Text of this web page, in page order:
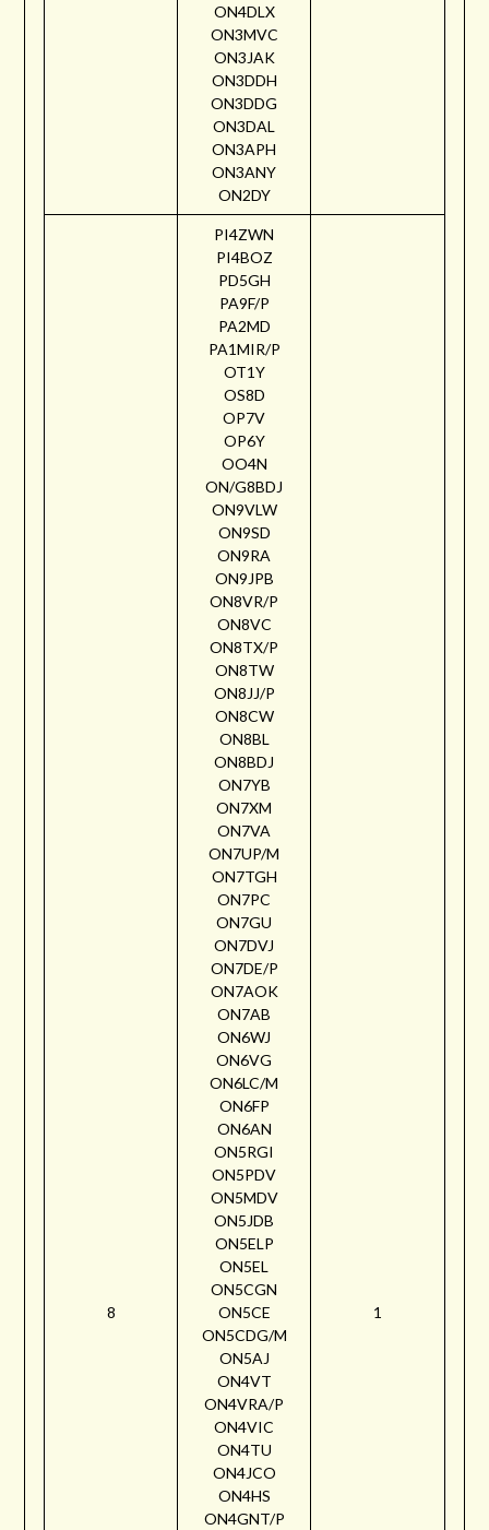
ON4DLX
ON3MVC
ON3JAK
ON3DDH
ON3DDG
ON3DAL
ON3APH
ON3ANY
ON2DY
8
PI4ZWN
PI4BOZ
PD5GH
PA9F/P
PA2MD
PA1MIR/P
OT1Y
OS8D
OP7V
OP6Y
OO4N
ON/G8BDJ
ON9VLW
ON9SD
ON9RA
ON9JPB
ON8VR/P
ON8VC
ON8TX/P
ON8TW
ON8JJ/P
ON8CW
ON8BL
ON8BDJ
ON7YB
ON7XM
ON7VA
ON7UP/M
ON7TGH
ON7PC
ON7GU
ON7DVJ
ON7DE/P
ON7AOK
ON7AB
ON6WJ
ON6VG
ON6LC/M
ON6FP
ON6AN
ON5RGI
ON5PDV
ON5MDV
ON5JDB
ON5ELP
ON5EL
ON5CGN
ON5CE
ON5CDG/M
ON5AJ
ON4VT
ON4VRA/P
ON4VIC
ON4TU
ON4JCO
ON4HS
ON4GNT/P
1